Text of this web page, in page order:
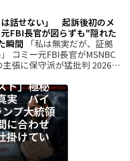
12日、ロイター通信が複
基づき、サウジアラビアが
は話せない」 起訴後初のメ
FBI長官が図らずも"隠れた
瞬間
「私は無実だが、証拠
コミー元FBI長官がMSNBC
張に保守派が猛批判 2026年
して、MSNBCのアンカー
アークテ
ト」極秘
実 バイ
プ大統領
に合わせ
掛けてい